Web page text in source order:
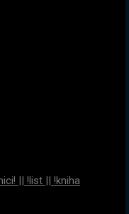
|| !list || !kniha